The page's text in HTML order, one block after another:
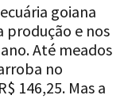
goiana
produção e nos
Até meados
no
146,25. Mas a